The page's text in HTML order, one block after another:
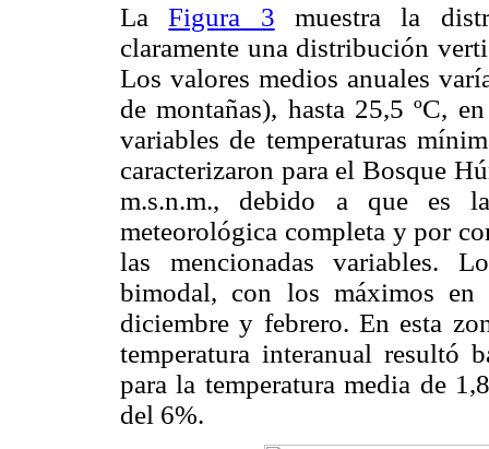
LaFigura 3 muestra la
claramente una distribución
Los valores medios anuales
de montañas), hasta 25,5 ºC,
variables de temperaturas
caracterizaron para el Bosque
m.s.n.m., debido a que es
meteorológica completa y por
las mencionadas variables.
bimodal, con los máximos
diciembre y febrero. En esta
temperatura interanual resultó
para la temperatura media de
del 6%.